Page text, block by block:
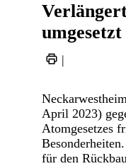
umgesetzt
|
April 2023)
Atomgesetzes
für den